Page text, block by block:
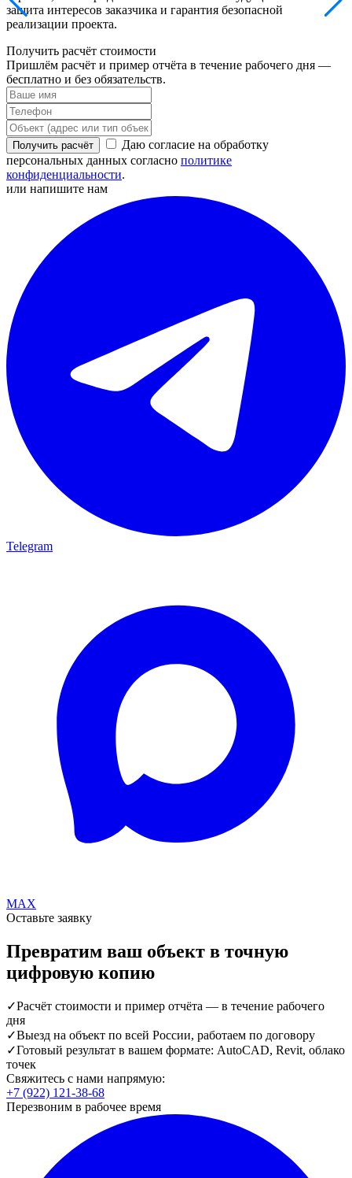
защита интересов заказчика и гарантия безопасной
реализации проекта.
Получить расчёт стоимости
Пришлём расчёт и пример отчёта в течение рабочего дня —
бесплатно и без обязательств.
Получить расчёт
Даю согласие на обработку
персональных данных согласно политике
конфиденциальности.
или напишите нам
Telegram
MAX
Оставьте заявку
Превратим ваш объект в точную
цифровую копию
✓Расчёт стоимости и пример отчёта — в течение рабочего
дня
✓Выезд на объект по всей России, работаем по договору
✓Готовый результат в вашем формате: AutoCAD, Revit, облако
точек
Свяжитесь с нами напрямую:
+7 (922) 121-38-68
Перезвоним в рабочее время